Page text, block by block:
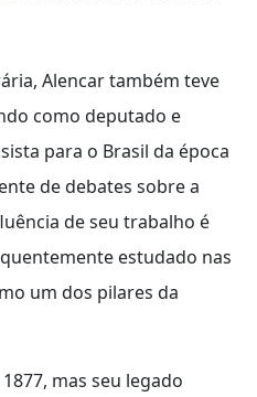
Alencar também teve
como deputado e
para o Brasil da época
de debates sobre a
de seu trabalho é
estudado nas
um dos pilares da
mas seu legado